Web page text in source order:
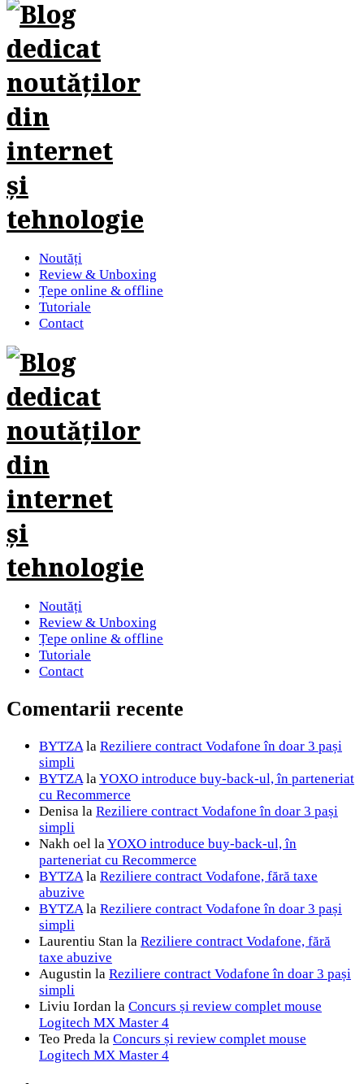
Noutăți
Review & Unboxing
Țepe online & offline
Tutoriale
Contact
Noutăți
Review & Unboxing
Țepe online & offline
Tutoriale
Contact
Comentarii recente
BYTZAla Reziliere contract Vodafone în doar 3 pași
simpli
BYTZAlaYOXO introduce buy-back-ul, în parteneriat
cu Recommerce
Denisa la Reziliere contract Vodafone în doar 3 pași
simpli
Nakh oel laYOXO introduce buy-back-ul, în
parteneriat cu Recommerce
BYTZAla Reziliere contract Vodafone, fără taxe
abuzive
BYTZAla Reziliere contract Vodafone în doar 3 pași
simpli
Laurentiu Stan la Reziliere contract Vodafone, fără
taxe abuzive
Augustin la Reziliere contract Vodafone în doar 3 pași
simpli
Liviu Iordan la Concurs și review complet mouse
Logitech MX Master 4
Teo Preda la Concurs și review complet mouse
Logitech MX Master 4